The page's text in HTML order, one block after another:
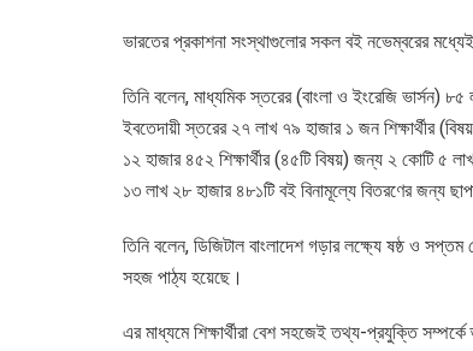
ভারতের প্রকাশনা সংস্থাগুলোর সকল বই নভেম্বরের
তিনি বলেন, মাধ্যমিক স্তরের (বাংলা ও ইংরেজি ভার্সন)
ইবতেদায়ী স্তরের ২৭ লাখ ৭৯ হাজার ১ জন শিক্ষার্থীর
১২ হাজার ৪৫২ শিক্ষার্থীর (৪৫টি বিষয়) জন্য ২ কোটি ৫
১৩ লাখ ২৮ হাজার ৪৮১টি বই বিনামূল্যে বিতরণের জন্য
তিনি বলেন, ডিজিটাল বাংলাদেশ গড়ার লক্ষ্যে ষষ্ঠ ও
সহজ পাঠ্য হয়েছে।
এর মাধ্যমে শিক্ষার্থীরা বেশ সহজেই তথ্য-প্রযুক্তি